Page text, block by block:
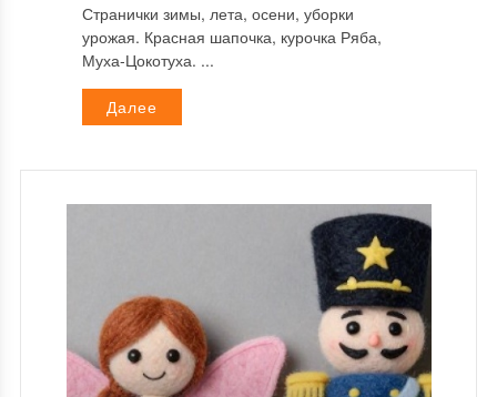
Странички зимы, лета, осени, уборки
урожая. Красная шапочка, курочка Ряба,
Муха-Цокотуха. ...
Далее